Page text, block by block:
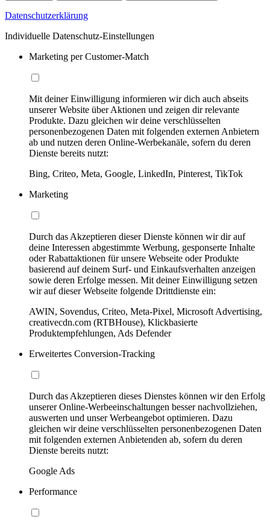
Datenschutzerklärung
Individuelle Datenschutz-Einstellungen
Marketing per Customer-Match
Mit deiner Einwilligung informieren wir dich auch abseits
unserer Website über Aktionen und zeigen dir relevante
Produkte. Dazu gleichen wir deine verschlüsselten
personenbezogenen Daten mit folgenden externen Anbietern
ab und nutzen deren Online-Werbekanäle, sofern du deren
Dienste bereits nutzt:
Bing, Criteo, Meta, Google, LinkedIn, Pinterest, TikTok
Marketing
Durch das Akzeptieren dieser Dienste können wir dir auf
deine Interessen abgestimmte Werbung, gesponserte Inhalte
oder Rabattaktionen für unsere Webseite oder Produkte
basierend auf deinem Surf- und Einkaufsverhalten anzeigen
sowie deren Erfolge messen. Mit deiner Einwilligung setzen
wir auf dieser Webseite folgende Drittdienste ein:
AWIN, Sovendus, Criteo, Meta-Pixel, Microsoft Advertising,
creativecdn.com (RTBHouse), Klickbasierte
Produktempfehlungen, Ads Defender
Erweitertes Conversion-Tracking
Durch das Akzeptieren dieses Dienstes können wir den Erfolg
unserer Online-Werbeeinschaltungen besser nachvollziehen,
auswerten und unser Werbeangebot optimieren. Dazu
gleichen wir deine verschlüsselten personenbezogenen Daten
mit folgenden externen Anbietenden ab, sofern du deren
Dienste bereits nutzt:
Google Ads
Performance